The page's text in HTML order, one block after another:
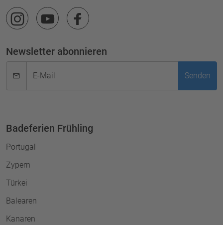
Newsletter abonnieren
E-Mail Senden
Badeferien Frühling
Portugal
Zypern
Türkei
Balearen
Kanaren